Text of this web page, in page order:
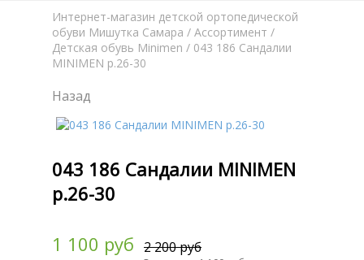
Интернет-магазин детской ортопедической
обуви Мишутка Самара / Aссортимент /
Детская обувь Minimen / 043 186 Сандалии
MINIMEN р.26-30
Назад
043 186 Сандалии MINIMEN
р.26-30
1 100 руб 2 200 руб